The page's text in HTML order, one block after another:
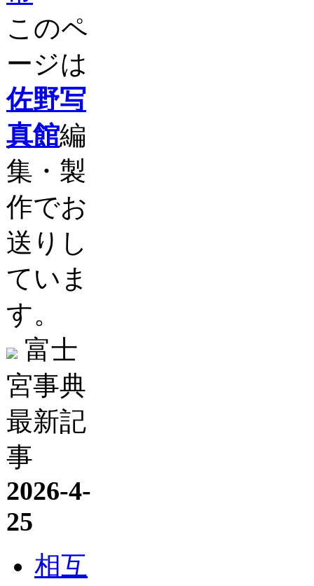
このペ
ージは
佐野写
真館編
集・製
作でお
送りし
ていま
す。
富士
宮事典
最新記
事
2026-4-
25
相互